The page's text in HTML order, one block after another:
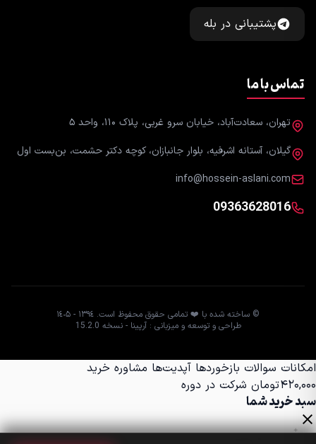
پشتیبانی در بله
تماس با ما
تهران، سعادت‌آباد، خیابان سرو غربی، پلاک ۱۱۰، واحد ۵
گیلان، آستانه اشرفیه، بلوار جانبازان، کوچه دکتر حشمت، بن‌بست اول
info@hossein-aslani.com
09363628016
© ساخته شده با ❤️ تمامی حقوق محفوظ است. ١٣٩٤ - ١٤٠۵
طراحی و توسعه و میزبانی : آرپینا - نسخه 15.2.0
امکانات سوالات بازخوردها آپدیت‌ها مشاوره خرید
۴۲۰,۰۰۰تومان شرکت در دوره
سبد خرید شما